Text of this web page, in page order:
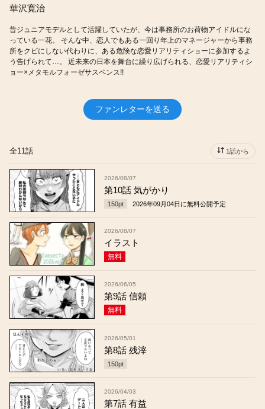
華沢寛治
昔ジュニアモデルとして活躍していたが、今は事務所のお荷物アイドルにな
っている一花。 そんな中、恋人でもある一回り年上のマネージャーから事務
所をクビにしない代わりに、ある危険な恋愛リアリティショーに参加するよ
う告げられて…。 近未来の日本を舞台に繰り広げられる、恋愛リアリティシ
ョー×メタモルフォーゼサスペンス!!
ファンレターを送る
全11話 1話から
2026/08/07
第10話 気がかり
150pt 2026年09月04日 に無料公開予定
2026/08/07
イラスト
無料
2026/06/05
第9話 信頼
無料
2026/05/01
第8話 残滓
150pt
2026/04/03
第7話 有益